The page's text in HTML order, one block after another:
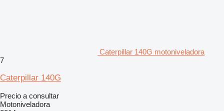
Caterpillar 140G motoniveladora
7
Caterpillar 140G
Precio a consultar
Motoniveladora